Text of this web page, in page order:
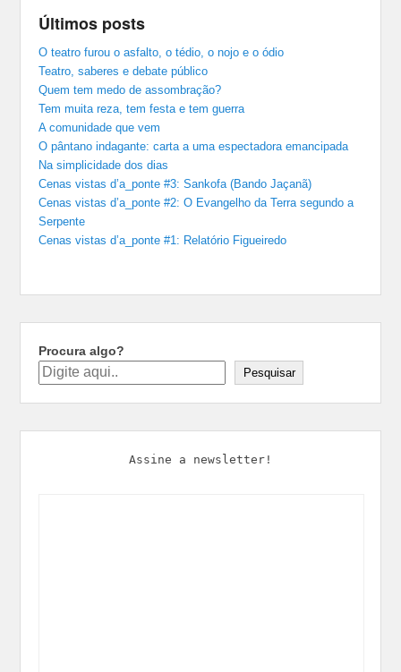
Últimos posts
O teatro furou o asfalto, o tédio, o nojo e o ódio
Teatro, saberes e debate público
Quem tem medo de assombração?
Tem muita reza, tem festa e tem guerra
A comunidade que vem
O pântano indagante: carta a uma espectadora emancipada
Na simplicidade dos dias
Cenas vistas d’a_ponte #3: Sankofa (Bando Jaçanã)
Cenas vistas d’a_ponte #2: O Evangelho da Terra segundo a
Serpente
Cenas vistas d’a_ponte #1: Relatório Figueiredo
Procura algo?
Pesquisar
Assine a newsletter!